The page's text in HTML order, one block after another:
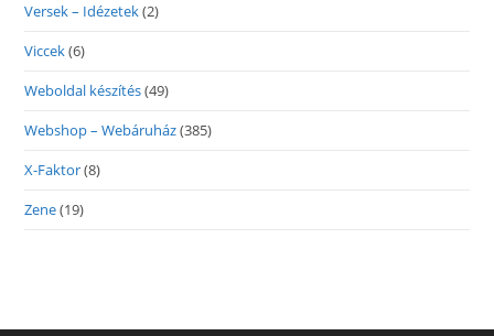
Versek – Idézetek(2)
Viccek(6)
Weboldal készítés(49)
Webshop – Webáruház(385)
X-Faktor(8)
Zene(19)